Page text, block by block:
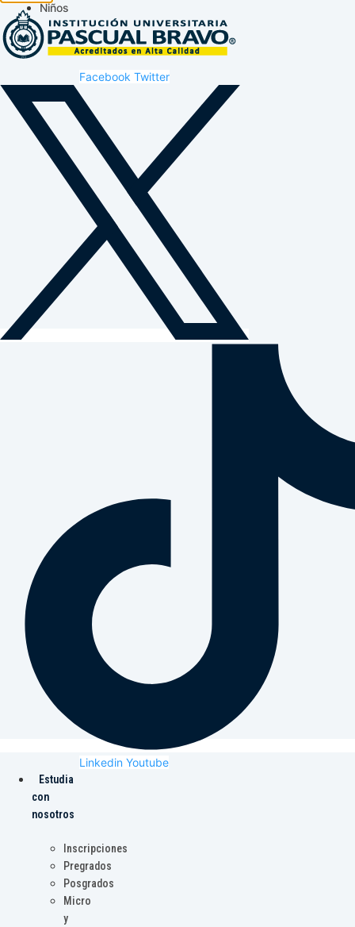
Niños
Facebook Twitter
Linkedin Youtube
Estudia
con
nosotros
Inscripciones
Pregrados
Posgrados
Micro
y